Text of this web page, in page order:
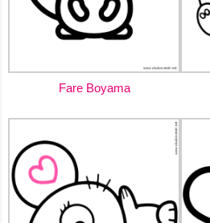
Fare Boyama